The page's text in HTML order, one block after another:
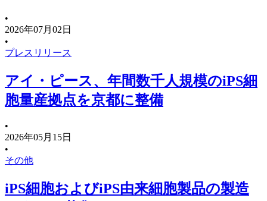
アイ・ピース、年間数千人規模のiPS細
胞量産拠点を京都に整備
•
2026年07月02日
•
プレスリリース
iPS細胞およびiPS由来細胞製品の製造
•
2026年05月15日
•
その他